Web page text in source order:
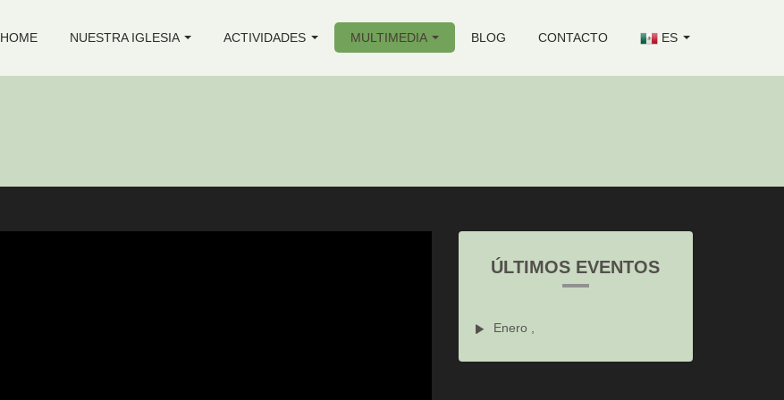
HOME NUESTRA IGLESIA ACTIVIDADES MULTIMEDIA BLOG CONTACTO ES
ÚLTIMOS EVENTOS
Enero ,